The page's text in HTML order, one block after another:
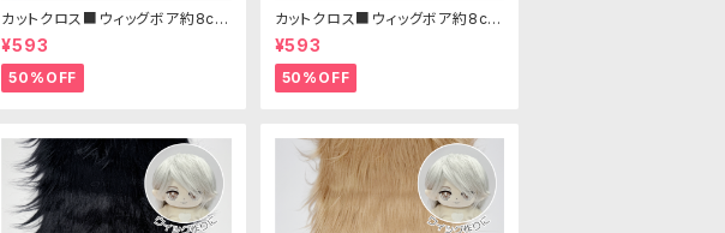
カットクロス■ウィッグボア約8cm
(ピンクベージュ)WB002ボア生
地 25cm × 45cm
¥593
50%OFF
カットクロス■ウィッグボア約8cm
(アプリコット)WB019 ボア生地 2
5cm × 45cm
¥593
50%OFF